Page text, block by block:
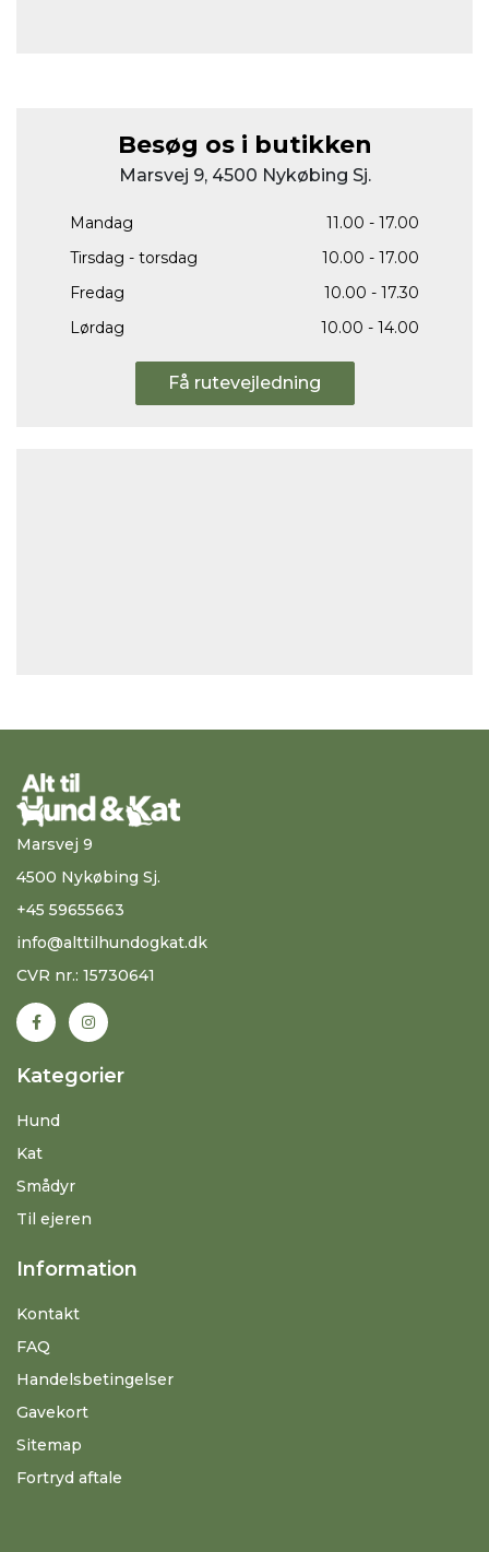
Besøg os i butikken
Marsvej 9, 4500 Nykøbing Sj.
Mandag
11.00 - 17.00
Tirsdag - torsdag
10.00 - 17.00
Fredag
10.00 - 17.30
Lørdag
10.00 - 14.00
Få rutevejledning
Marsvej 9
4500 Nykøbing Sj.
+45 59655663
info@alttilhundogkat.dk
CVR nr.: 15730641
Kategorier
Hund
Kat
Smådyr
Til ejeren
Information
Kontakt
FAQ
Handelsbetingelser
Gavekort
Sitemap
Fortryd aftale